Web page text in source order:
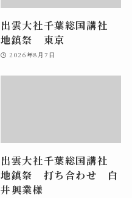
出雲大社千葉総国講社
地鎮祭 東京
2026年8月7日
出雲大社千葉総国講社
地鎮祭 打ち合わせ 白
井興業様